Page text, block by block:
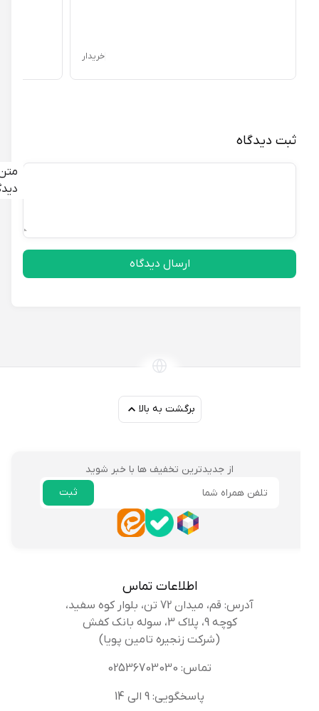
ثبت دیدگاه
متن
دیدگاه
ارسال دیدگاه
خریدار
برگشت به بالا
از جدیدترین تخفیف ها با خبر شوید
اطلاعات تماس
آدرس: قم، میدان 72 تن، بلوار کوه سفید،
کوچه 9، پلاک 3، سوله بانک کفش
(شرکت زنجیره تامین پویا)
تماس: 02536703030
پاسخگویی: 9 الی 14